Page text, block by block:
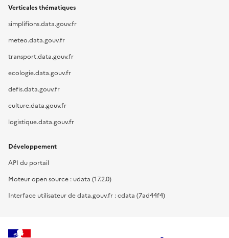
Verticales thématiques
simplifions.data.gouv.fr
meteo.data.gouv.fr
transport.data.gouv.fr
ecologie.data.gouv.fr
defis.data.gouv.fr
culture.data.gouv.fr
logistique.data.gouv.fr
Développement
API du portail
Moteur open source : udata (17.2.0)
Interface utilisateur de data.gouv.fr : cdata (7ad44f4)